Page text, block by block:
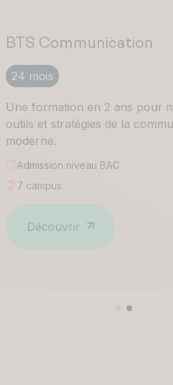
BTS Communication
24 mois
Une formation en 2 ans pour
outils et stratégies de la
moderne.
Admission niveau BAC
7 campus
Découvrir